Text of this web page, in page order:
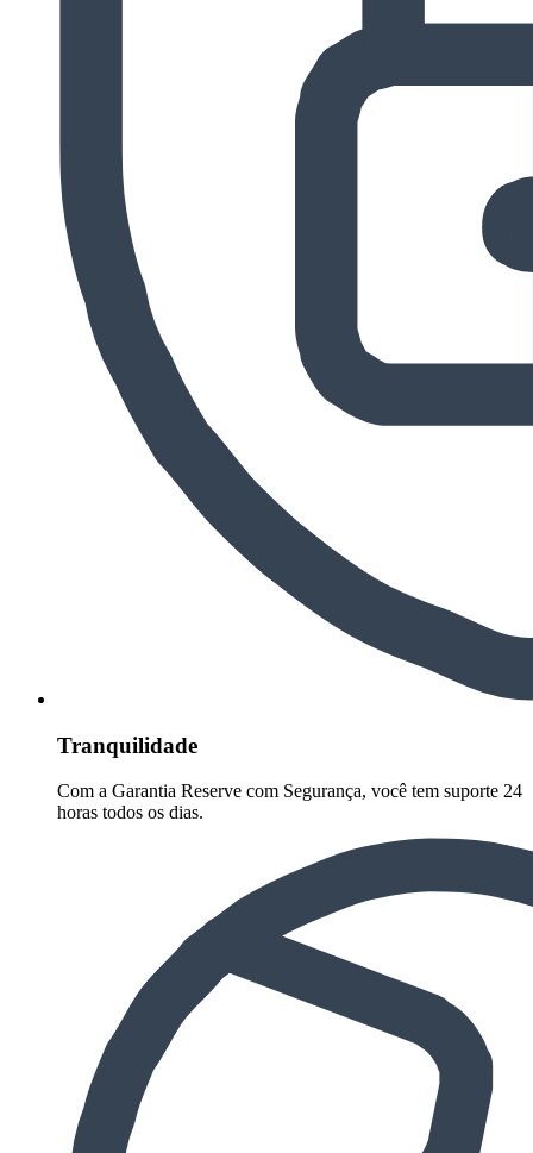
Tranquilidade
Com a Garantia Reserve com Segurança, você tem suporte 24
horas todos os dias.